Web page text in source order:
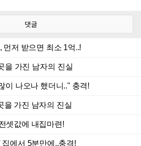
댓글